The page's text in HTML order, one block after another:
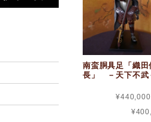
南蛮胴具足「織田
長」 －天下不武
¥440,000